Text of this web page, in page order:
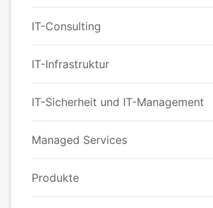
IT-Consulting
IT-Infrastruktur
IT-Sicherheit und IT-Management
Managed Services
Produkte